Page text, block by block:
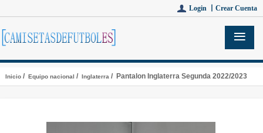
Login 丨 Crear Cuenta
Inicio/ Equipo nacional / Inglaterra/ Pantalon Inglaterra Segunda 2022/2023